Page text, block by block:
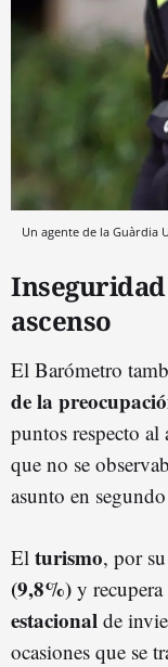
Un agente de la Guàrdia
ascenso
El Barómetro
de la
puntos respecto al
que no se
asunto en
El turismo, por
(9,8%) y
estacional de
ocasiones que se